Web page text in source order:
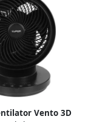
Vento 3D